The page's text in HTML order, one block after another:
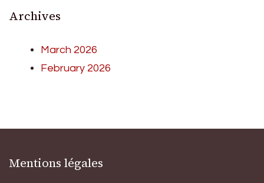
Archives
March 2026
February 2026
Mentions légales